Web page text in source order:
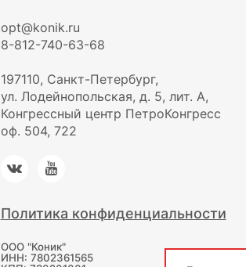
opt@konik.ru
8-812-740-63-68
197110, Санкт-Петербург,
ул. Лодейнопольская, д. 5, лит. А,
Конгрессный центр ПетроКонгресс
оф. 504, 722
Политика конфиденциальности
ООО "Коник"
ИНН: 7802361565